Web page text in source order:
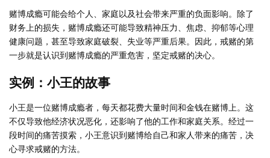
赌博成瘾可能会给个人、家庭以及社会带来严重的负面影响。除了
财务上的损失，赌博成瘾还可能导致精神压力、焦虑、抑郁等心理
健康问题，甚至导致家庭破裂、失业等严重后果。因此，戒赌的第
一步就是认识到赌博成瘾的严重危害，坚定戒赌的决心。
实例：小王的故事
小王是一位赌博成瘾者，每天都花费大量时间和金钱在赌博上。这
不仅导致他经济状况恶化，还影响了他的工作和家庭关系。经过一
段时间的痛苦摸索，小王意识到赌博给自己和家人带来的痛苦，决
心寻求戒赌的方法。